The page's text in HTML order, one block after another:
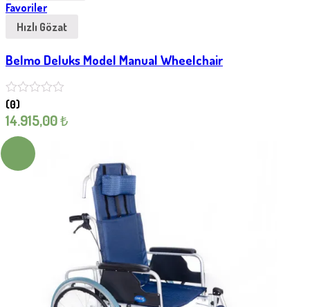
Favoriler
Hızlı Gözat
Belmo Deluks Model Manual Wheelchair
(0)
14.915,00₺